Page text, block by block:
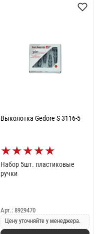
Выколотка Gedore S 3116-5
★★★★★
Набор 5шт. пластиковые
ручки
Арт.: 8929470
Цену уточняйте у менеджера.